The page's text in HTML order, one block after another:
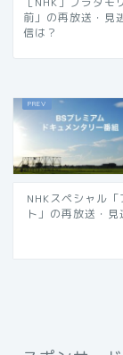
前」の再放送・見
信は？
NHKスペシャル
ト」の再放送・